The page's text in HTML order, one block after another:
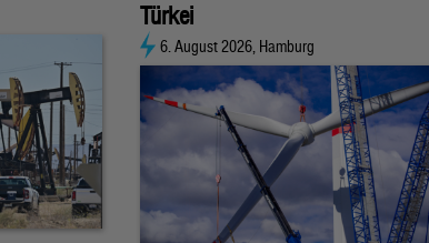
Türkei
6. August 2026, Hamburg